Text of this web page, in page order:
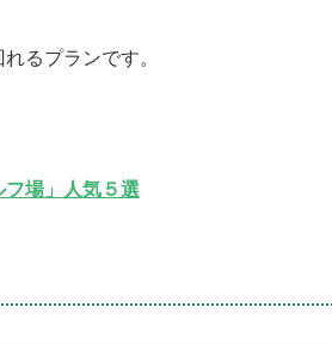
るプランです。
場」人気５選